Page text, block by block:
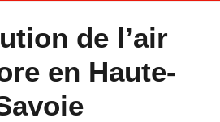
de l’air
en Haute-